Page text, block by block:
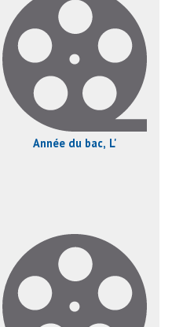
Année du bac, L'